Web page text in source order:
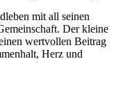
mit all seinen
Der kleine
wertvollen Beitrag
Herz und